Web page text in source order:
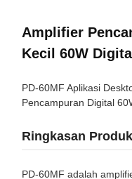
Amplifier
Kecil 60W
PD-60MF Aplikasi
Pencampuran Digital
Ringkasan Produk
PD-60MF adalah